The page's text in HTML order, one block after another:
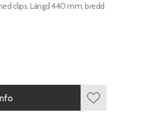
clips. Längd 440 mm, bredd
Lägg till i favoriter